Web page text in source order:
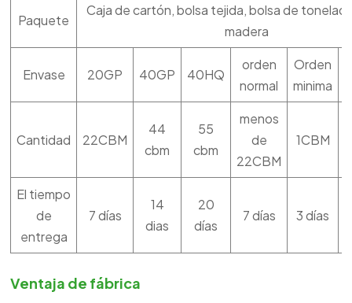
Paquete
Caja de cartón, bolsa tejida, bolsa de
madera
Envase 20GP 40GP 40HQ
orden
normal
Orden
minima
Cantidad 22CBM
44
cbm
55
cbm
menos
de
22CBM
1CBM
El tiempo
de
entrega
7 días
14
dias
20
días
7 días 3 días
Ventaja de fábrica